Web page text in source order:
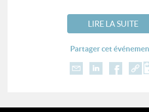
LIRE LA SUITE
Partager cet